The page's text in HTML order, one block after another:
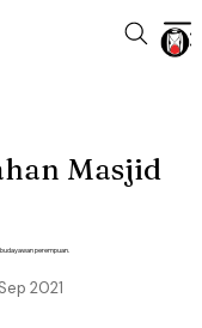
Masjid
perempuan.
2021